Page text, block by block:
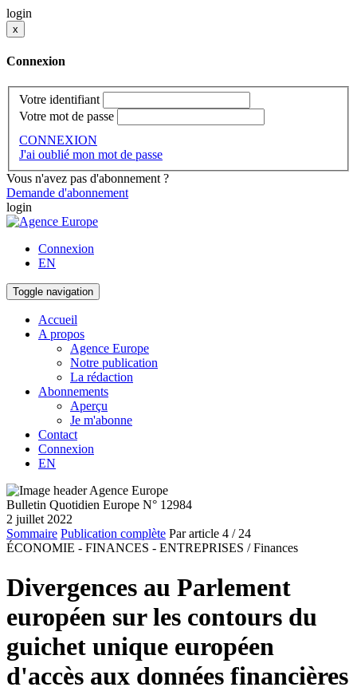
login
x
Connexion
Votre identifiant
Votre mot de passe
CONNEXION
J'ai oublié mon mot de passe
Vous n'avez pas d'abonnement ?
Demande d'abonnement
login
Connexion
EN
Toggle navigation
Accueil
A propos
Agence Europe
Notre publication
La rédaction
Abonnements
Aperçu
Je m'abonne
Contact
Connexion
EN
Bulletin Quotidien Europe N° 12984
2 juillet 2022
Sommaire Publication complète Par article 4 / 24
ÉCONOMIE - FINANCES - ENTREPRISES / Finances
Divergences au Parlement
européen sur les contours du
guichet unique européen
d'accès aux données financières